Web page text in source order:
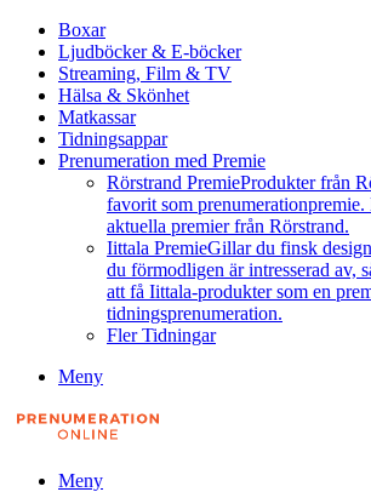
Boxar
Ljudböcker & E-böcker
Streaming, Film & TV
Hälsa & Skönhet
Matkassar
Tidningsappar
Prenumeration med Premie
Rörstrand PremieProdukter från
favorit som
aktuella premier från Rörstrand.
Iittala PremieGillar du finsk
du förmodligen är intresserad av,
att få Iittala-produkter som en
tidningsprenumeration.
Fler Tidningar
Meny
Meny